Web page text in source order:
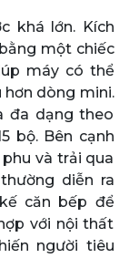
khá lớn. Kích
một chiếc
máy có thể
hơn dòng mini.
đa dạng theo
bộ. Bên cạnh
và trải qua
diễn ra
căn bếp để
với nội thất
người tiêu